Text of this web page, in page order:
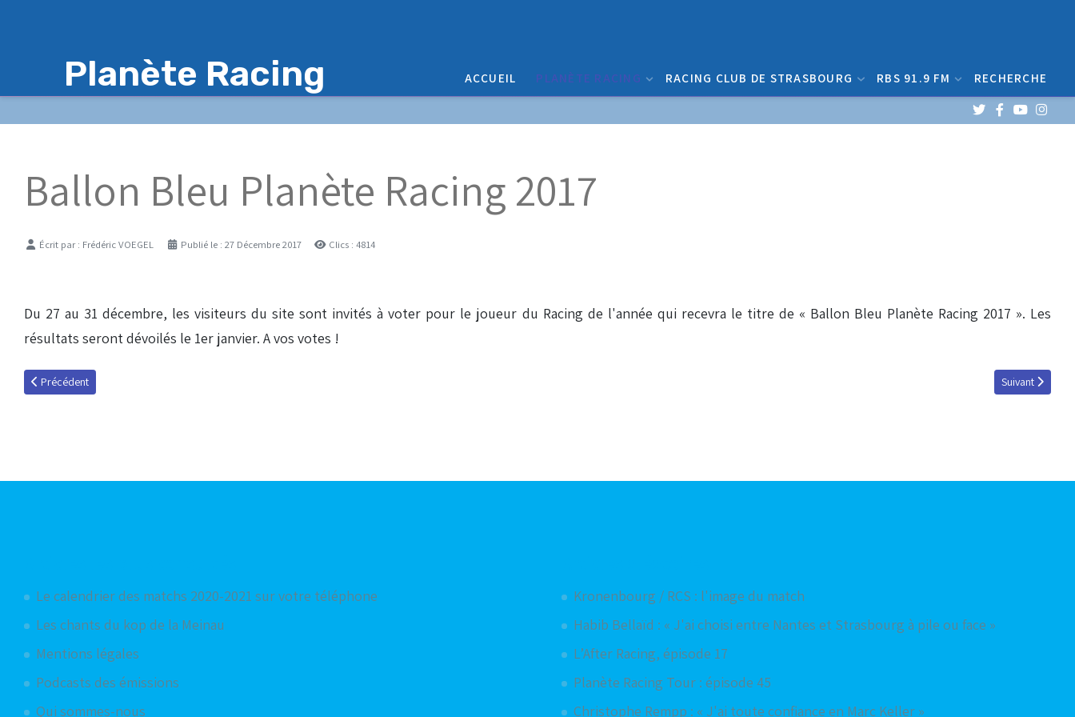
Planète Racing ACCUEIL PLANÈTE RACING RACING CLUB DE STRASBOURG RBS 91.9 FM RECHERCHE
Ballon Bleu Planète Racing 2017
DétailsÉcrit par : Frédéric VOEGEL Publié le : 27 Décembre 2017 Clics : 4814
Du 27 au 31 décembre, les visiteurs du site sont invités à voter pour le joueur du Racing de l'année qui recevra le titre de « Ballon Bleu Planète Racing 2017 ». Les
résultats seront dévoilés le 1er janvier. A vos votes !
Article précédent : Le coin des petites annonces du Racing
Précédent Article suivant :
Suivant
Le calendrier des matchs 2020-2021 sur votre téléphone
Les chants du kop de la Meinau
Mentions légales
Podcasts des émissions
Qui sommes-nous
Kronenbourg / RCS : l'image du match
Habib Bellaïd : « J'ai choisi entre Nantes et Strasbourg à pile ou face »
L’After Racing, épisode 17
Planète Racing Tour : épisode 45
Christophe Rempp : « J'ai toute confiance en Marc Keller »